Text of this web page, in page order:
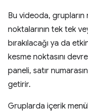
Bu videoda, grupların
noktalarının tek tek
bırakılacağı ya da
kesme noktasını devre
paneli, satır
getirir.
Gruplarda içerik